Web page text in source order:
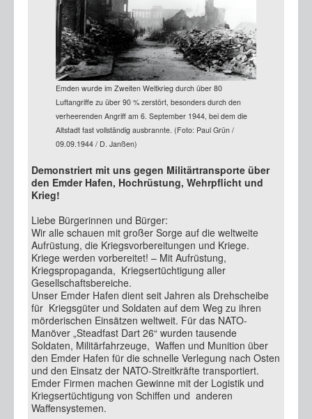
Emden wurde im Zweiten Weltkrieg durch über 80
Luftangriffe zu über 90 % zerstört, besonders durch den
verheerenden Angriff am 6. September 1944, bei dem die
Altstadt fast vollständig ausbrannte. (Foto: Paul Grün /
09.09.1944 / D. Janßen)
Demonstriert mit uns gegen Militärtransporte über
den Emder Hafen, Hochrüstung, Wehrpflicht und
Krieg!
Liebe Bürgerinnen und Bürger:
Wir alle schauen mit großer Sorge auf die weltweite
Aufrüstung, die Kriegsvorbereitungen und Kriege.
Kriege werden vorbereitet! – Mit Aufrüstung,
Kriegspropaganda, Kriegsertüchtigung aller
Gesellschaftsbereiche.
Unser Emder Hafen dient seit Jahren als Drehscheibe
für Kriegsgüter und Soldaten auf dem Weg zu ihren
mörderischen Einsätzen weltweit. Für das NATO-
Manöver „Steadfast Dart 26“ wurden tausende
Soldaten, Militärfahrzeuge, Waffen und Munition über
den Emder Hafen für die schnelle Verlegung nach Osten
und den Einsatz der NATO-Streitkräfte transportiert.
Emder Firmen machen Gewinne mit der Logistik und
Kriegsertüchtigung von Schiffen und anderen
Waffensystemen.